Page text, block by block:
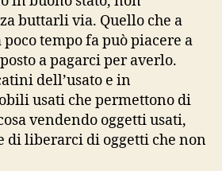
buttarli via. Quello che a
tempo fa può piacere a
a pagarci per averlo.
dell’usato e in
usati che permettono di
vendendo oggetti usati,
di liberarci di oggetti che non